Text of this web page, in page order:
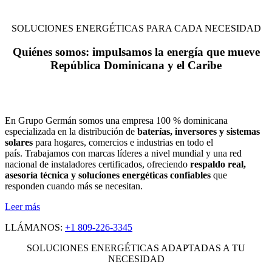
SOLUCIONES ENERGÉTICAS PARA CADA NECESIDAD
Quiénes somos: impulsamos la energía que mueve
República Dominicana y el Caribe
En Grupo Germán somos una empresa 100 % dominicana
especializada en la distribución de baterías, inversores y sistemas
solares para hogares, comercios e industrias en todo el
país. Trabajamos con marcas líderes a nivel mundial y una red
nacional de instaladores certificados, ofreciendo respaldo real,
asesoría técnica y soluciones energéticas confiables que
responden cuando más se necesitan.
Leer más
LLÁMANOS: +1 809-226-3345
SOLUCIONES ENERGÉTICAS ADAPTADAS A TU
NECESIDAD